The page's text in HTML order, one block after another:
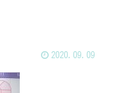
2020.09.09